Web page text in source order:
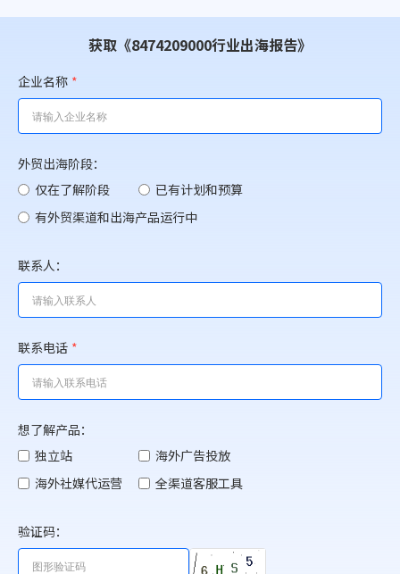
获取《8474209000行业出海报告》
企业名称 *
外贸出海阶段：
仅在了解阶段
已有计划和预算
有外贸渠道和出海产品运行中
联系人：
联系电话 *
想了解产品：
独立站
海外广告投放
海外社媒代运营
全渠道客服工具
验证码：